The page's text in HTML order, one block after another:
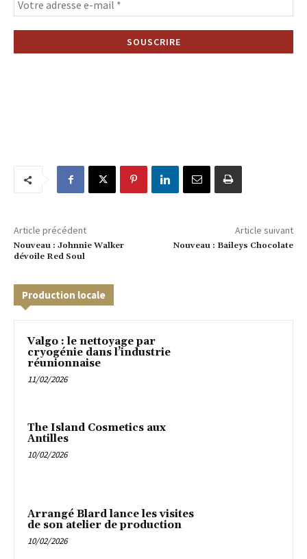
Article précédent
Nouveau : Johnnie Walker
dévoile Red Soul
Article suivant
Nouveau : Baileys Chocolate
Production locale
Valgo : le nettoyage par
cryogénie dans l’industrie
réunionnaise
11/02/2026
The Island Cosmetics aux
Antilles
10/02/2026
Arrangé Blard lance les visites
de son atelier de production
10/02/2026